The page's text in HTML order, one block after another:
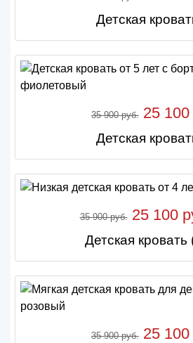
Детская
35 900 руб. 25
Детская
35 900 руб.25 100
Детская кровать
35 900 руб. 25